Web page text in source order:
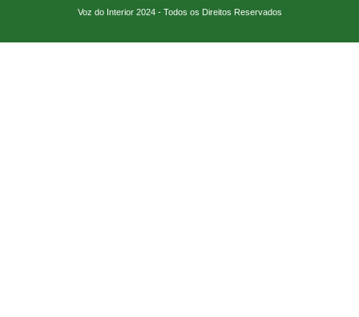
Voz do Interior 2024 - Todos os Direitos Reservados